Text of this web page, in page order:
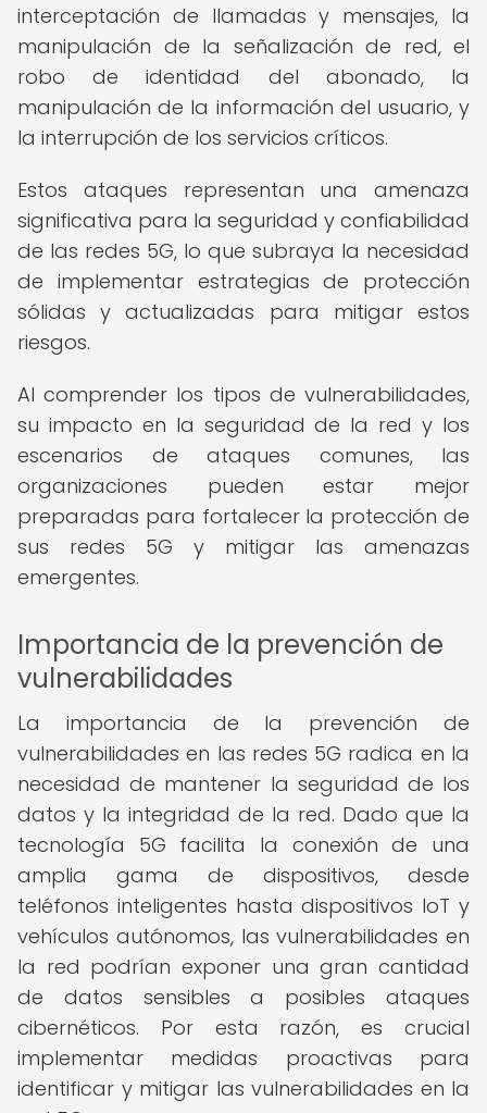
interceptación de llamadas y mensajes, la
manipulación de la señalización de red, el
robo de identidad del abonado, la
manipulación de la información del usuario, y
la interrupción de los servicios críticos.
Estos ataques representan una amenaza
significativa para la seguridad y confiabilidad
de las redes 5G, lo que subraya la necesidad
de implementar estrategias de protección
sólidas y actualizadas para mitigar estos
riesgos.
Al comprender los tipos de vulnerabilidades,
su impacto en la seguridad de la red y los
escenarios de ataques comunes, las
organizaciones pueden estar mejor
preparadas para fortalecer la protección de
sus redes 5G y mitigar las amenazas
emergentes.
Importancia de la prevención de
vulnerabilidades
La importancia de la prevención de
vulnerabilidades en las redes 5G radica en la
necesidad de mantener la seguridad de los
datos y la integridad de la red. Dado que la
tecnología 5G facilita la conexión de una
amplia gama de dispositivos, desde
teléfonos inteligentes hasta dispositivos IoT y
vehículos autónomos, las vulnerabilidades en
la red podrían exponer una gran cantidad
de datos sensibles a posibles ataques
cibernéticos. Por esta razón, es crucial
implementar medidas proactivas para
identificar y mitigar las vulnerabilidades en la